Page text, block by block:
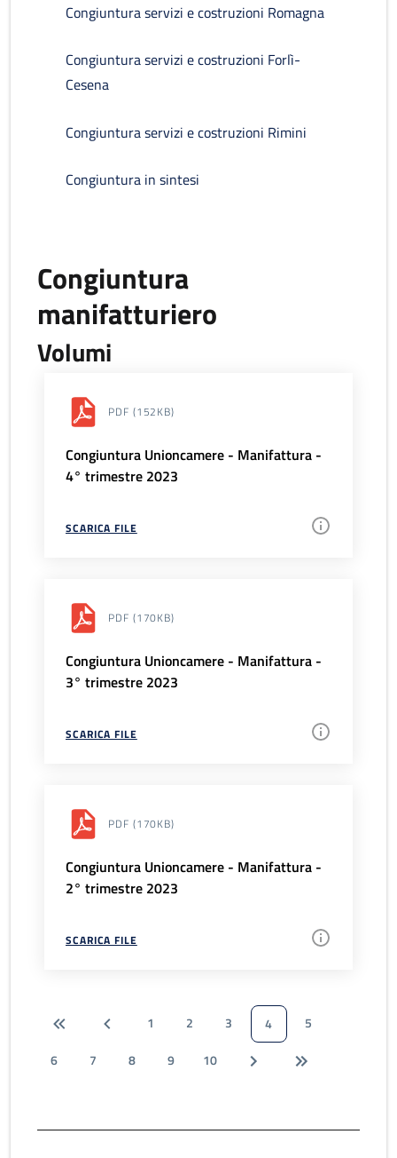
Congiuntura servizi e costruzioni Romagna
Congiuntura servizi e costruzioni Forlì-
Cesena
Congiuntura servizi e costruzioni Rimini
Congiuntura in sintesi
Congiuntura
manifatturiero
Volumi
PDF (152KB)
Congiuntura Unioncamere - Manifattura -
4° trimestre 2023
SCARICA FILE
PDF (170KB)
Congiuntura Unioncamere - Manifattura -
3° trimestre 2023
SCARICA FILE
PDF (170KB)
Congiuntura Unioncamere - Manifattura -
2° trimestre 2023
SCARICA FILE
1 2 3 4
5
6
7 8 9 10